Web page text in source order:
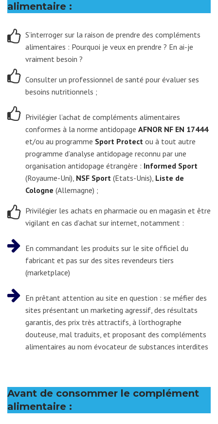
alimentaire :
S’interroger sur la raison de prendre des compléments
alimentaires : Pourquoi je veux en prendre ? En ai-je
vraiment besoin ?
Consulter un professionnel de santé pour évaluer ses
besoins nutritionnels ;
Privilégier l’achat de compléments alimentaires
conformes à la norme antidopage AFNOR NF EN 17444
et/ou au programme Sport Protect ou à tout autre
programme d’analyse antidopage reconnu par une
organisation antidopage étrangère : Informed Sport
(Royaume-Uni), NSF Sport (Etats-Unis), Liste de
Cologne (Allemagne) ;
Privilégier les achats en pharmacie ou en magasin et être
vigilant en cas d’achat sur internet, notamment :
En commandant les produits sur le site officiel du
fabricant et pas sur des sites revendeurs tiers
(marketplace)
En prêtant attention au site en question : se méfier des
sites présentant un marketing agressif, des résultats
garantis, des prix très attractifs, à l’orthographe
douteuse, mal traduits, et proposant des compléments
alimentaires au nom évocateur de substances interdites
Avant de consommer le complément
alimentaire :